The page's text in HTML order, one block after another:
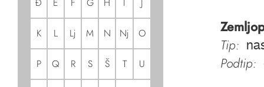
K L Lj M N Nj O
P Q R S Š T U
Tip:
Podtip: